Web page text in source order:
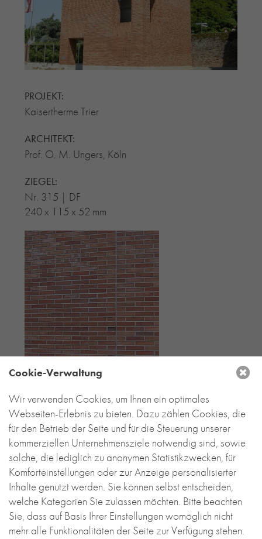
RE-USE-ZIEGEL
GLASUR-ZIEGEL
RE-USE-MÖRTEL
FASSADENPLANUNG (SCHWEIZ)
ÜBER UNS
BLOG
PROJEKT:
Kaisertherme Trier
ARCHITEKT:
Prof. O. M. Ungers, Köln
ZIEGEL:
Nr. 315 | DF
240 x 115 x 52 mm
Cookie-Verwaltung
Wir verwenden Cookies, um Ihnen ein optimales
Webseiten-Erlebnis zu bieten. Dazu zählen Cookies, die
für den Betrieb der Seite und für die Steuerung unserer
kommerziellen Unternehmensziele notwendig sind, sowie
solche, die lediglich zu anonymen Statistikzwecken, für
Komforteinstellungen oder zur Anzeige personalisierter
Inhalte genutzt werden. Sie können selbst entscheiden,
welche Kategorien Sie zulassen möchten. Bitte beachten
Sie, dass auf Basis Ihrer Einstellungen womöglich nicht
mehr alle Funktionalitäten der Seite zur Verfügung stehen.